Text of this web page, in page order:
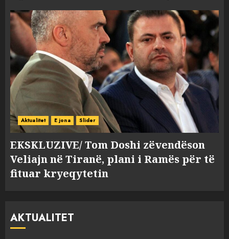
Aktualitet E jona Slider
EKSKLUZIVE/ Tom Doshi zëvendëson
Veliajn në Tiranë, plani i Ramës për të
fituar kryeqytetin
AKTUALITET